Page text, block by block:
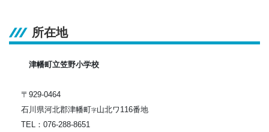
所在地
津幡町立笠野小学校
〒929-0464
石川県河北郡津幡町字山北ワ116番地
TEL：076-288-8651